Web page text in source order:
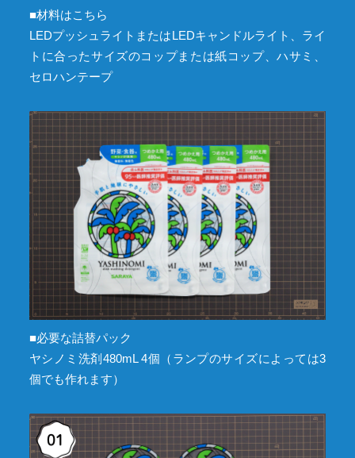
■材料はこちら
LEDプッシュライトまたはLEDキャンドルライト、ライ
トに合ったサイズのコップまたは紙コップ、ハサミ、
セロハンテープ
■必要な詰替パック
ヤシノミ洗剤480mL 4個（ランプのサイズによっては3
個でも作れます）